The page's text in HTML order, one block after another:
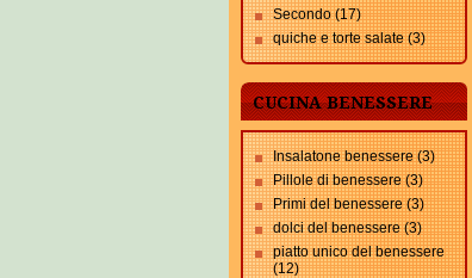
Secondo (17)
quiche e torte salate (3)
CUCINA BENESSERE
Insalatone benessere (3)
Pillole di benessere (3)
Primi del benessere (3)
dolci del benessere (3)
piatto unico del benessere
(12)